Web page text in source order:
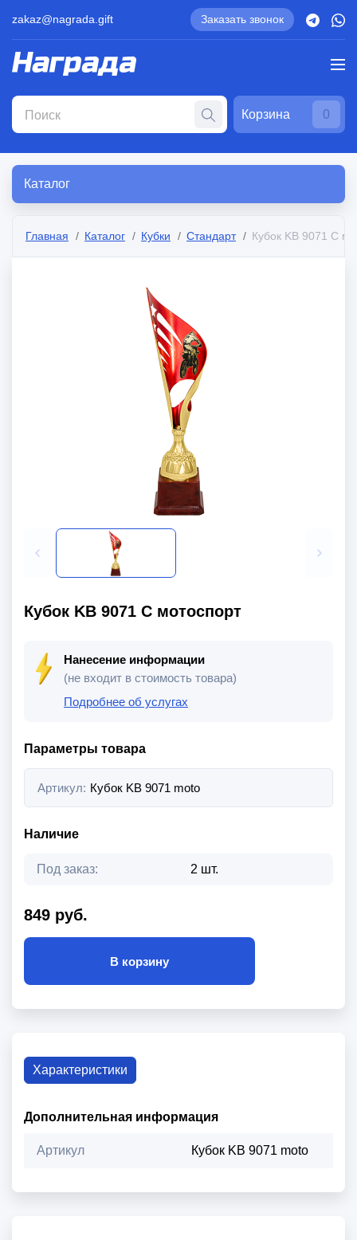
zakaz@nagrada.gift Заказать звонок
Корзина 0
Каталог
Главная Каталог Кубки Стандарт Кубок KB 9071 C
Кубок KB 9071 C мотоспорт
Нанесение информации
(не входит в стоимость товара)
Подробнее об услугах
Параметры товара
Артикул: Кубок KB 9071 moto
Наличие
Под заказ: 2 шт.
849 руб.
В корзину
Характеристики
Дополнительная информация
Артикул Кубок KB 9071 moto